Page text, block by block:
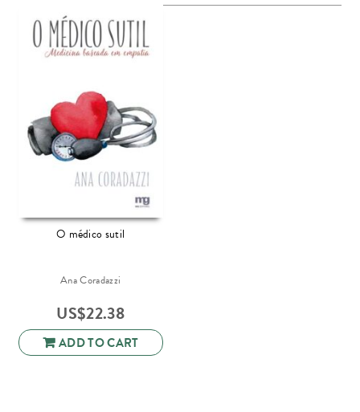
O médico sutil
Ana Coradazzi
US$22.38
ADD TO CART